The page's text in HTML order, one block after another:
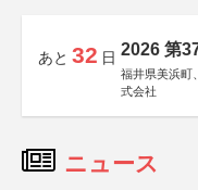
あと 32 日 2026 第
福井県美浜町
式会社
ニュース